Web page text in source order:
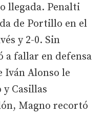
llegada. Penalti
de Portillo en el
y 2-0. Sin
a fallar en defensa
Iván Alonso le
Casillas
Magno recortó